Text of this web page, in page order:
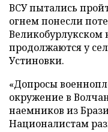
ВСУ пытались
огнем понесли
Великобурлукском
продолжаются у
Устиновки.
«Допросы
окружение в
наемников из
Националистам